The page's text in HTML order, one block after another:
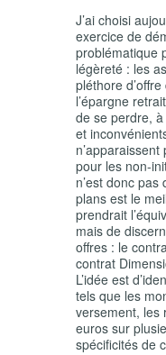
J’ai choisi
exercice de
problématique
légèreté : les
pléthore
l’épargne
de se perdre,
et
pour les non-
n’est donc
plans est le
prendrait
mais de
offres : le
contrat
L’idée est
tels que les
versement, les
euros sur
spécificités de